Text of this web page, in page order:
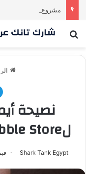
بحث عن
نصيحة
لBubble Store [شارك تانك مصر]
Shark Tank Egypt